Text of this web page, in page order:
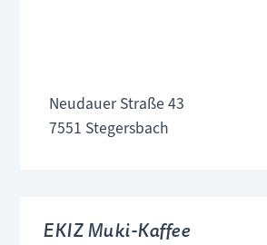
Neudauer Straße 43
7551 Stegersbach
EKIZ Muki-Kaffee